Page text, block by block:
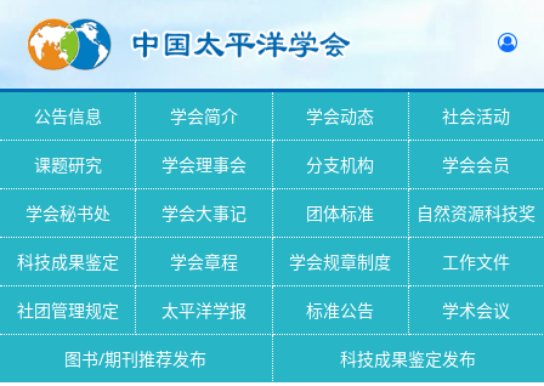
公告信息 学会简介 学会动态 社会活动
课题研究 学会理事会 分支机构 学会会员
学会秘书处 学会大事记 团体标准 自然资源科技奖
科技成果鉴定 学会章程 学会规章制度 工作文件
社团管理规定 太平洋学报 标准公告 学术会议
图书/期刊推荐发布 科技成果鉴定发布